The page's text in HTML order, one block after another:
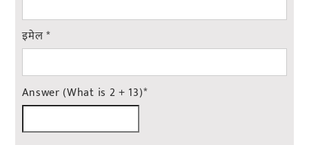
इमेल*
Answer (What is 2 + 13)*